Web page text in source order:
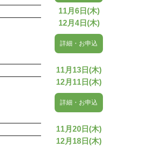
11月6日(木)
12月4日(木)
詳細・お申込
11月13日(木)
12月11日(木)
詳細・お申込
11月20日(木)
12月18日(木)